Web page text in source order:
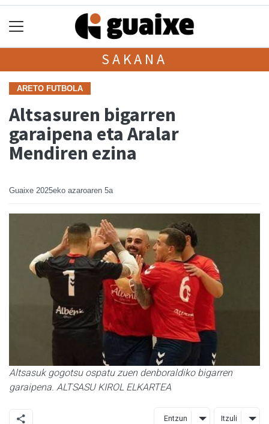
SAKANA
ARETO FUTBOLA
Altsasuren bigarren
garaipena eta Aralar
Mendiren ezina
Guaixe 2025eko azaroaren 5a
Altsasuk gogotsu ospatu zuen denboraldiko bigarren
garaipena. ALTSASU KIROL ELKARTEA
Entzun Itzuli